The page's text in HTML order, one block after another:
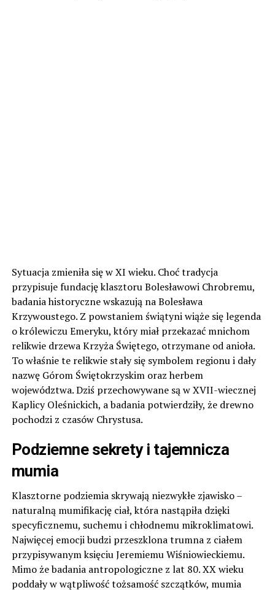
Sytuacja zmieniła się w XI wieku. Choć tradycja
przypisuje fundację klasztoru Bolesławowi Chrobremu,
badania historyczne wskazują na Bolesława
Krzywoustego. Z powstaniem świątyni wiąże się legenda
o królewiczu Emeryku, który miał przekazać mnichom
relikwie drzewa Krzyża Świętego, otrzymane od anioła.
To właśnie te relikwie stały się symbolem regionu i dały
nazwę Górom Świętokrzyskim oraz herbem
województwa. Dziś przechowywane są w XVII-wiecznej
Kaplicy Oleśnickich, a badania potwierdziły, że drewno
pochodzi z czasów Chrystusa.
Podziemne sekrety i tajemnicza
mumia
Klasztorne podziemia skrywają niezwykłe zjawisko –
naturalną mumifikację ciał, która nastąpiła dzięki
specyficznemu, suchemu i chłodnemu mikroklimatowi.
Najwięcej emocji budzi przeszklona trumna z ciałem
przypisywanym księciu Jeremiemu Wiśniowieckiemu.
Mimo że badania antropologiczne z lat 80. XX wieku
poddały w wątpliwość tożsamość szczątków, mumia